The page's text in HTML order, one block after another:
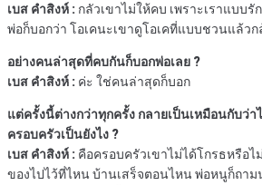
เบส คําสิงห์ : กลัวเขาไม่ให้คบ เพราะเราแบบ
พ่อก็บอกว่า โอเคนะเขาดูโอเคที่แบบชวนแล้ว
อย่างคนล่าสุดที่คบกันก็บอกพ่อเลย ?
เบส คําสิงห์ : ค่ะ ใช่คนล่าสุดก็บอก
แต่ครั้งนี้ต่างกว่าทุกครั้ง กลายเป็นเหมือนกับว่
ครอบครัวเป็นยังไง ?
เบส คําสิงห์ : คือครอบครัวเขาไม่ได้โกรธหรือ
ของไปไว้ที่ไหน บ้านเสร็จตอนไหน พ่อหนูก็ถา